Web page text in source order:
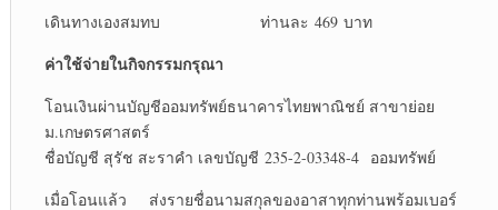
เดินทางเองสมทบ ท่านละ 469 บาท
ค่าใช้จ่ายในกิจกรรมกรุณา
โอนเงินผ่านบัญชีออมทรัพย์ธนาคารไทยพาณิชย์ สาขาย่อย
ม.เกษตรศาสตร์
ชื่อบัญชี สุรัช สะราคำ เลขบัญชี 235-2-03348-4 ออมทรัพย์
เมื่อโอนแล้ว ส่งรายชื่อนามสกุลของอาสาทุกท่านพร้อมเบอร์